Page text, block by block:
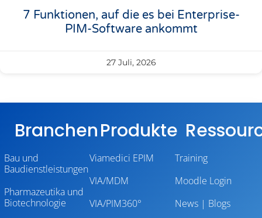
7 Funktionen, auf die es bei Enterprise-
PIM-Software ankommt
27 Juli, 2026
Branchen
Bau und
Baudienstleistungen
Pharmazeutika und
Biotechnologie
Produkte
Viamedici EPIM
VIA/MDM
VIA/PIM360°
Training
Moodle Login
News | Blogs